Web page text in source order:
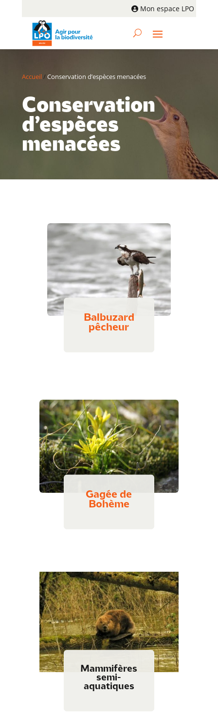
Mon espace LPO
Accueil/Conservation d’espèces menacées
Conservation
d’espèces
menacées
Balbuzard
pêcheur
Gagée de
Bohème
Mammifères
semi-
aquatiques